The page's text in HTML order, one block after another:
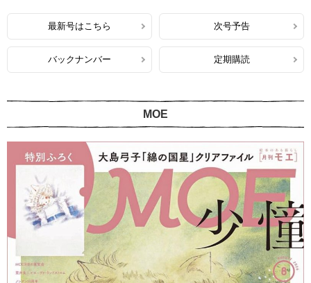
最新号はこちら 次号予告
バックナンバー 定期購読
MOE